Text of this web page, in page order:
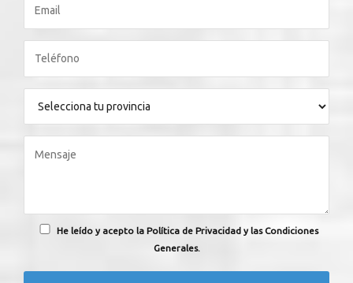
He leído y acepto la Política de Privacidad y las Condiciones
Generales.